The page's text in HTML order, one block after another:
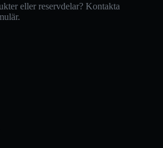
eller reservdelar? Kontakta